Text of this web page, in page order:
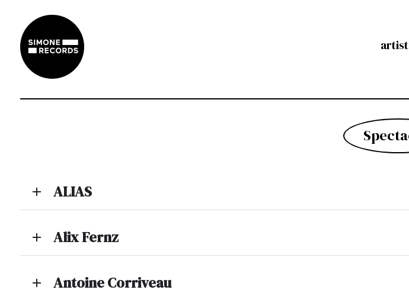
add ALIAS
add Alix Fernz
add Antoine Corriveau